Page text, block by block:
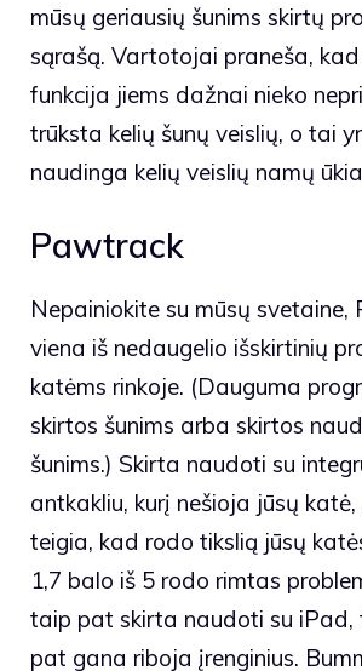
mūsų geriausių šunims skirtų
sąrašą. Vartotojai praneša,
funkcija jiems dažnai nieko
trūksta kelių šunų veislių, o tai
naudinga kelių veislių namų
Pawtrack
Nepainiokite su mūsų
viena iš nedaugelio išskirtinių
katėms rinkoje. (Dauguma
skirtos šunims arba skirtos
šunims.) Skirta naudoti su
antkakliu, kurį nešioja jūsų
teigia, kad rodo tikslią jūsų
1,7 balo iš 5 rodo rimtas
taip pat skirta naudoti su iPad,
pat gana riboja įrenginius.